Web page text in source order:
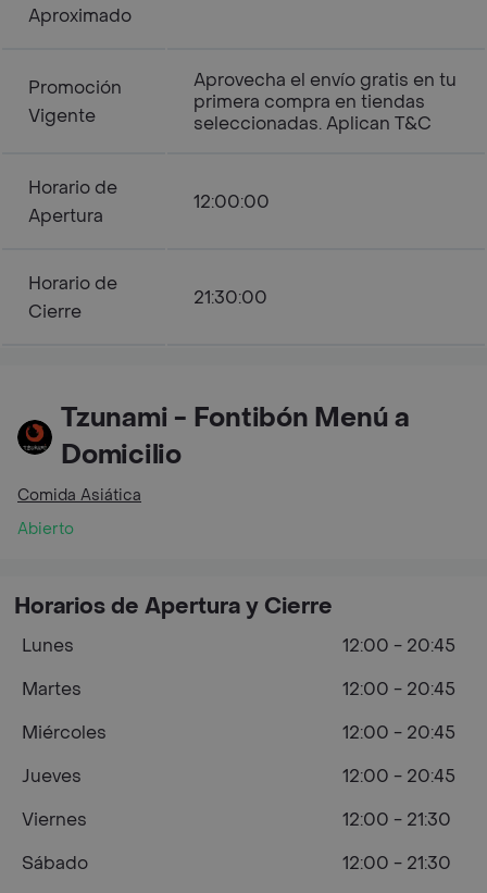
Aproximado
Promoción
Vigente
Aprovecha el envío gratis en tu
primera compra en tiendas
seleccionadas. Aplican T&C
Horario de
Apertura
12:00:00
Horario de
Cierre
21:30:00
Tzunami - Fontibón Menú a
Domicilio
Comida Asiática
Abierto
Horarios de Apertura y Cierre
Lunes
12:00 - 20:45
Martes
12:00 - 20:45
Miércoles
12:00 - 20:45
Jueves
12:00 - 20:45
Viernes
12:00 - 21:30
Sábado
12:00 - 21:30